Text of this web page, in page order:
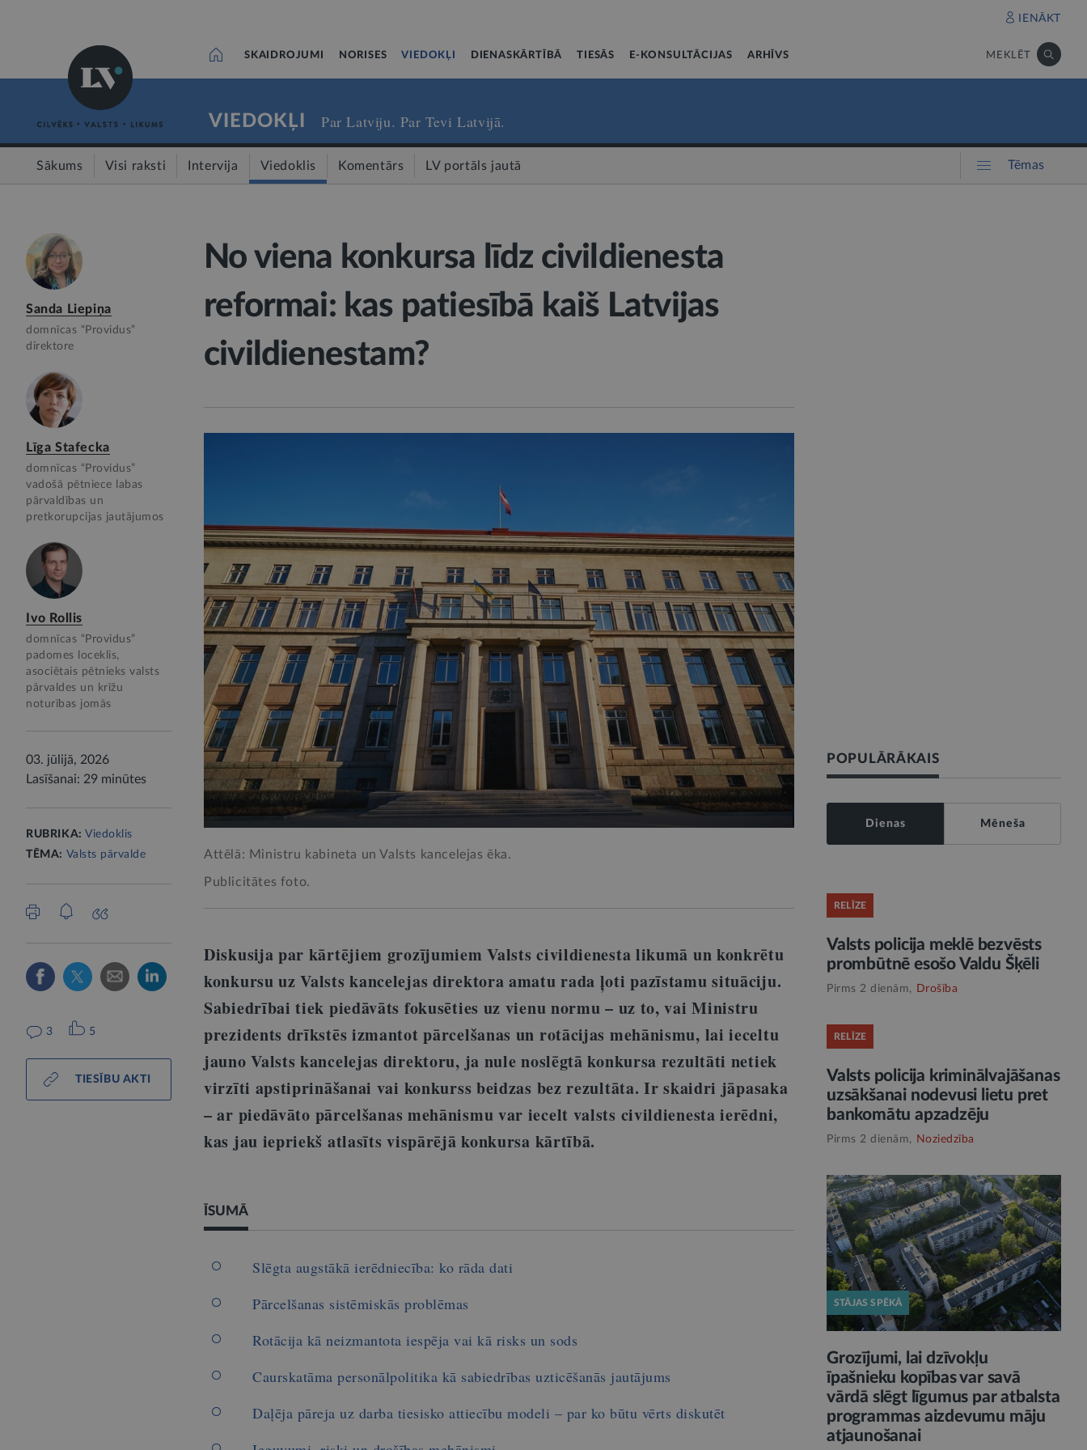
IENĀKT
SKAIDROJUMI NORISES VIEDOKĻI DIENASKĀRTĪBĀ TIESĀS E-KONSULTĀCIJAS ARHĪVS MEKLĒT
VIEDOKĻI Par Latviju. Par Tevi Latvijā.
Sākums Visi raksti Intervija Viedoklis Komentārs LV portāls jautā Tēmas
Sanda Liepiņa
domnīcas “Providus”
direktore
Līga Stafecka
domnīcas “Providus”
vadošā pētniece labas
pārvaldības un
pretkorupcijas jautājumos
Ivo Rollis
domnīcas “Providus”
padomes loceklis,
asociētais pētnieks valsts
pārvaldes un krīžu
noturības jomās
03. jūlijā, 2026
Lasīšanai: 29 minūtes
RUBRIKA:Viedoklis
TĒMA: Valsts pārvalde
3 5
TIESĪBU AKTI
No viena konkursa līdz civildienesta
reformai: kas patiesībā kaiš Latvijas
civildienestam?
Attēlā: Ministru kabineta un Valsts kancelejas ēka.
Publicitātes foto.
Diskusija par kārtējiem grozījumiem Valsts civildienesta likumā un konkrētu
konkursu uz Valsts kancelejas direktora amatu rada ļoti pazīstamu situāciju.
Sabiedrībai tiek piedāvāts fokusēties uz vienu normu – uz to, vai Ministru
prezidents drīkstēs izmantot pārcelšanas un rotācijas mehānismu, lai ieceltu
jauno Valsts kancelejas direktoru, ja nule noslēgtā konkursa rezultāti netiek
virzīti apstiprināšanai vai konkurss beidzas bez rezultāta. Ir skaidri jāpasaka
– ar piedāvāto pārcelšanas mehānismu var iecelt valsts civildienesta ierēdni,
kas jau iepriekš atlasīts vispārējā konkursa kārtībā.
ĪSUMĀ
Slēgta augstākā ierēdniecība: ko rāda dati
Pārcelšanas sistēmiskās problēmas
Rotācija kā neizmantota iespēja vai kā risks un sods
Caurskatāma personālpolitika kā sabiedrības uzticēšanās jautājums
Daļēja pāreja uz darba tiesisko attiecību modeli – par ko būtu vērts diskutēt
POPULĀRĀKAIS
Dienas Mēneša
RELĪZE
Valsts policija meklē bezvēsts
prombūtnē esošo Valdu Šķēli
Pirms 2 dienām, Drošība
RELĪZE
Valsts policija kriminālvajāšanas
uzsākšanai nodevusi lietu pret
bankomātu apzadzēju
Pirms 2 dienām, Noziedzība
STĀJAS SPĒKĀ
Grozījumi, lai dzīvokļu
īpašnieku kopības var savā
vārdā slēgt līgumus par atbalsta
programmas aizdevumu māju
atjaunošanai